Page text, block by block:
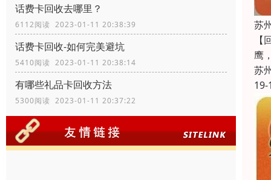
话费卡回收去哪里？
6112阅读 2023-01-11 20:38:39
话费卡回收-如何完美避坑
5410阅读 2023-01-11 20:38:14
有哪些礼品卡回收方法
5300阅读 2023-01-11 20:37:22
苏
鹰
苏
19-